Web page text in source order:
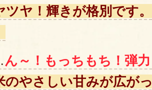
ツヤ！輝きが格別です
ん～！もっちもち！弾
のやさしい甘みが広が